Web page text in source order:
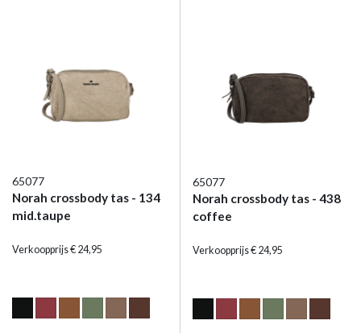
65077
Norah crossbody tas - 134
mid.taupe
Verkoopprijs € 24,95
65077
Norah crossbody tas - 438
coffee
Verkoopprijs € 24,95